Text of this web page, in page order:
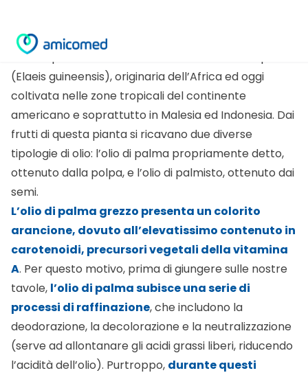
malattie cardiovascolari
L’olio di palma si ricava dai frutti dell’omonima pianta
(Elaeis guineensis), originaria dell’Africa ed oggi
coltivata nelle zone tropicali del continente
americano e soprattutto in Malesia ed Indonesia. Dai
frutti di questa pianta si ricavano due diverse
tipologie di olio: l’olio di palma propriamente detto,
ottenuto dalla polpa, e l’olio di palmisto, ottenuto dai
semi.
L’olio di palma grezzo presenta un colorito
arancione, dovuto all’elevatissimo contenuto in
carotenoidi, precursori vegetali della vitamina
A. Per questo motivo, prima di giungere sulle nostre
tavole, l’olio di palma subisce una serie di
processi di raffinazione, che includono la
deodorazione, la decolorazione e la neutralizzazione
(serve ad allontanare gli acidi grassi liberi, riducendo
l’acidità dell’olio). Purtroppo, durante questi